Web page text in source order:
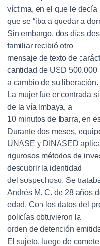
víctima, en el que le decía
que se “iba a quedar a
Sin embargo, dos días
familiar recibió otro
mensaje de texto de
cantidad de USD 500.000
a cambio de su liberación.
La mujer fue encontrada
de la vía Imbaya, a
10 minutos de Ibarra, en
Durante dos meses,
UNASE y DINASED
rigurosos métodos de
descubrir la identidad
del sospechoso. Se
Andrés M. C. de 28 años
edad. Con los datos del
policías obtuvieron la
orden de detención
El sujeto, luego de